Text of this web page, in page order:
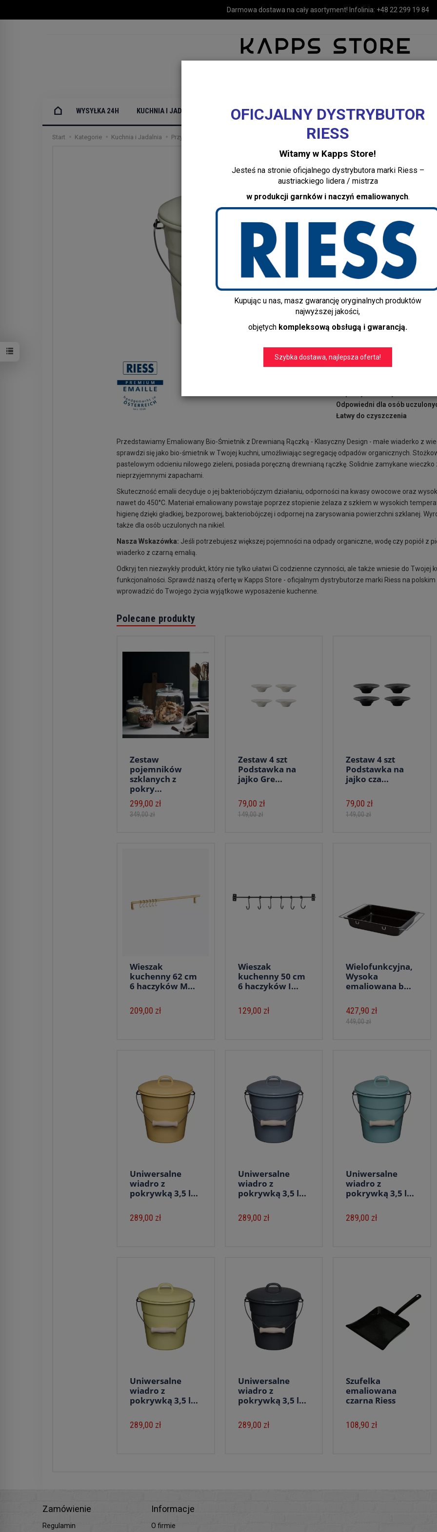
Darmowa dostawa na cały asortyment! Infolinia: +48 22 299 19 84
OFICJALNY DYSTRYBUTOR
RIESS
Witamy w Kapps Store!
Jesteś na stronie oficjalnego dystrybutora marki Riess –
austriackiego lidera / mistrza
w produkcji garnków i naczyń emaliowanych.
Kupując u nas, masz gwarancję oryginalnych produktów
najwyższej jakości,
objętych kompleksową obsługą i gwarancją.
Szybka dostawa, najlepsza oferta!
WYSYŁKA 24H KUCHNIA I JADALNIA MEBLE LUSTRA I OŚWIETLENIE TEKSTYLIA I DEKORACJE
Start Kategorie Kuchnia i Jadalnia Przybory kuchenne Domowy kompostownik wiadro z pokrywką 3,5 l Nilgrun Riess
Domowy
pokrywką 3,5 l
Dodaj recenzję:
Producent:Riess
Dostępność:
Jest
Czas realizacji:
1-2 dni
Dostawa gratis!
info@kapps-store.pl
Wiadro emaliowane małe,
Pokrywka emaliowana
Rączka z drewnianym
Wysokość bez pokrywki: 19,20
Maksymalna pojemność: 3 litry
Odpowiedni dla osób
Łatwy do czyszczenia
Przedstawiamy Emaliowany Bio-Śmietnik z Drewnianą Rączką - Klasyczny Design - małe wiaderko z
sprawdzi się jako bio-śmietnik w Twojej kuchni, umożliwiając segregację odpadów organicznych.
pastelowym odcieniu nilowego zieleni, posiada poręczną drewnianą rączkę. Solidnie zamykane
nieprzyjemnymi zapachami.
Skuteczność emalii decyduje o jej bakteriobójczym działaniu, odporności na kwasy owocowe oraz
nawet do 450°C. Materiał emaliowany powstaje poprzez stopienie żelaza z szkłem w wysokich
higienę dzięki gładkiej, bezporowej, bakteriobójczej i odpornej na zarysowania powierzchni szklanej.
także dla osób uczulonych na nikiel.
Nasza Wskazówka: Jeśli potrzebujesz większej pojemności na odpady organiczne, wodę czy popiół z
wiaderko z czarną emalią.
Odkryj ten niezwykły produkt, który nie tylko ułatwi Ci codzienne czynności, ale także wniesie do Twojej
funkcjonalności. Sprawdź naszą ofertę w Kapps Store - oficjalnym dystrybutorze marki Riess na polskim
wprowadzić do Twojego życia wyjątkowe wyposażenie kuchenne.
Polecane produkty
Zestaw
pojemników
szklanych z
pokry...
299,00 zł
349,00 zł
Zestaw 4 szt
Podstawka na
jajko Gre...
79,00 zł
149,00 zł
Zestaw 4 szt
Podstawka na
jajko cza...
79,00 zł
149,00 zł
Wieszak
kuchenny 62 cm
6 haczyków M...
209,00 zł
Wieszak
kuchenny 50 cm
6 haczyków I...
129,00 zł
Wielofunkcyjna,
Wysoka
emaliowana b...
427,90 zł
449,00 zł
Uniwersalne
wiadro z
pokrywką 3,5 l...
289,00 zł
Uniwersalne
wiadro z
pokrywką 3,5 l...
289,00 zł
Uniwersalne
wiadro z
pokrywką 3,5 l...
289,00 zł
Uniwersalne
wiadro z
pokrywką 3,5 l...
289,00 zł
Uniwersalne
wiadro z
pokrywką 3,5 l...
289,00 zł
Szufelka
emaliowana
czarna Riess
108,90 zł
Zamówienie
Regulamin
Informacje
O firmie